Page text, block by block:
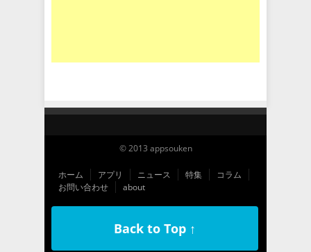
© 2013 appsouken
ホーム アプリ ニュース 特集
コラム
お問い合わせ
about
Back to Top ↑